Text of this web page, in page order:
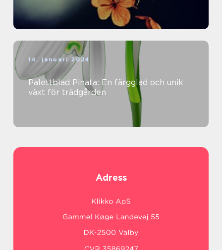
14. januari 2024
Palettblad Pinata: En färgglad och unik
växt för trädgården
Adress